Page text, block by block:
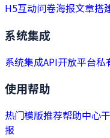
H5互动问卷海报文章搭
系统集成
系统集成API开放平台私
使用帮助
热门模版推荐帮助中心
报